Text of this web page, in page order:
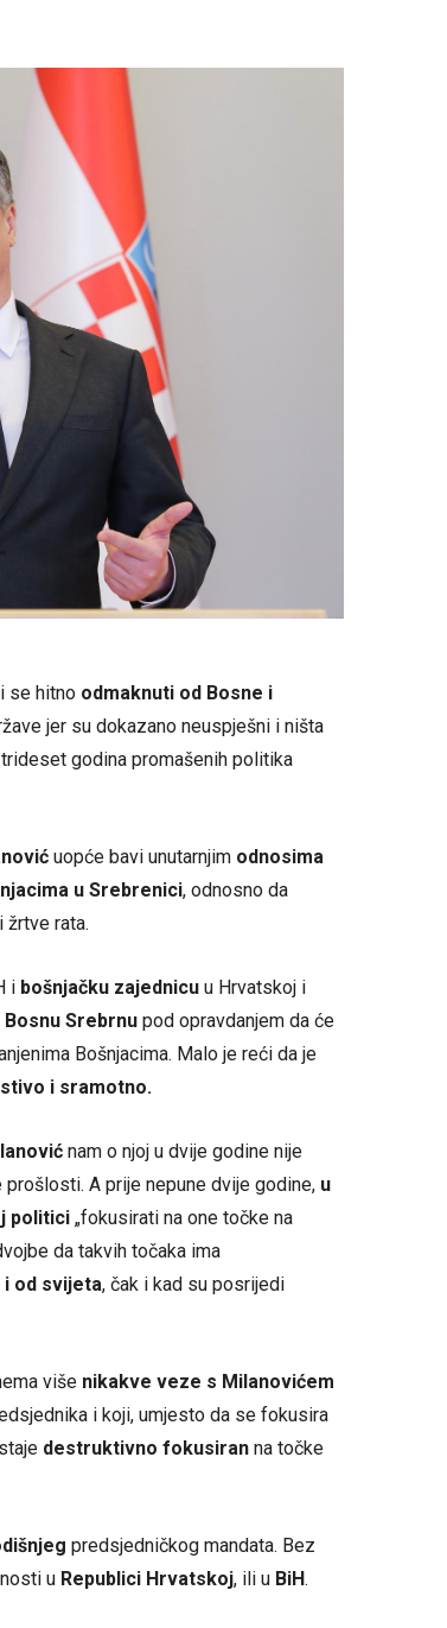
se hitno odmaknuti od Bosne i
jer su dokazano neuspješni i ništa
godina promašenih politika
uopće bavi unutarnjim odnosima
u Srebrenici, odnosno da
rata.
i bošnjačku zajednicu u Hrvatskoj i
Bosnu Srebrnu pod opravdanjem da će
Bošnjacima. Malo je reći da je
i sramotno.
nam o njoj u dvije godine nije
prošlosti. A prije nepune dvije godine, u
politici „fokusirati na one točke na
da takvih točaka ima
i od svijeta, čak i kad su posrijedi
više nikakve veze s Milanovićem
i koji, umjesto da se fokusira
destruktivno fokusiran na točke
predsjedničkog mandata. Bez
u Republici Hrvatskoj, ili u BiH.